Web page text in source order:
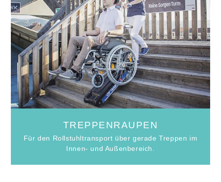
TREPPENRAUPEN
Für den Rollstuhltransport über gerade Treppen im
Innen- und Außenbereich.